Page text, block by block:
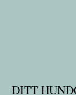
DITT